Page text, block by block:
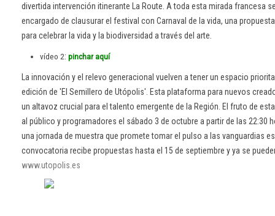
divertida intervención itinerante La Route. A toda esta mirada francesa
encargado de clausurar el festival con Carnaval de la vida, una
para celebrar la vida y la biodiversidad a través del arte.
vídeo 2: pinchar aquí
La innovación y el relevo generacional vuelven a tener un espacio
edición de 'El Semillero de Utópolis'. Esta plataforma para nuevos
un altavoz crucial para el talento emergente de la Región. El fruto de
al público y programadores el sábado 3 de octubre a partir de las 22:30
una jornada de muestra que promete tomar el pulso a las vanguardias
convocatoria recibe propuestas hasta el 15 de septiembre y ya se
www.utopolis.es